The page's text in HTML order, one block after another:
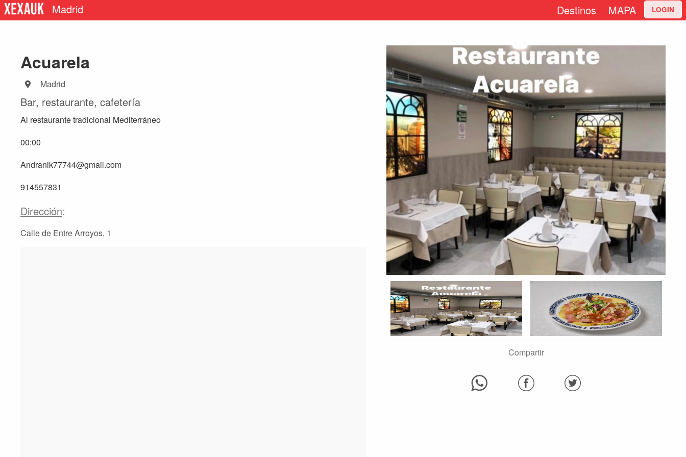
Madrid Destinos MAPA LOGIN
Acuarela
Madrid
Bar, restaurante, cafetería
Al restaurante tradicional Mediterráneo
00:00
Andranik77744@gmail.com
914557831
Dirección:
Calle de Entre Arroyos, 1
Compartir